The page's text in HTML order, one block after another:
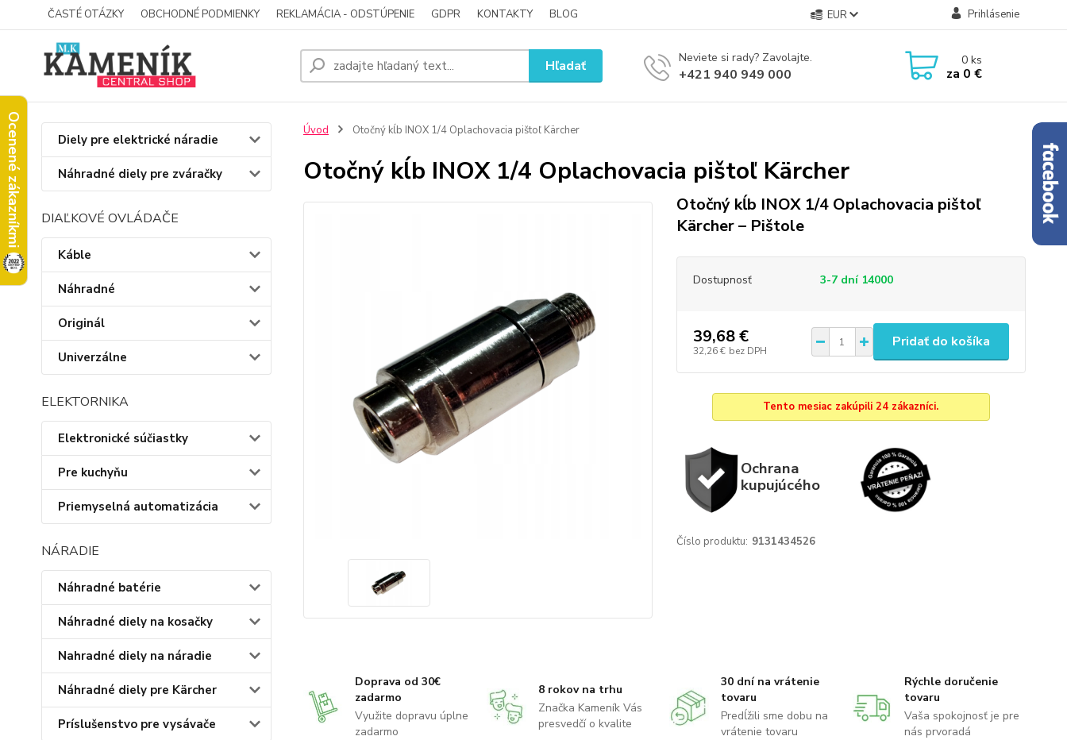
Ocenené zákazníkmi
ČASTÉ OTÁZKY OBCHODNÉ PODMIENKY REKLAMÁCIA - ODSTÚPENIE GDPR KONTAKTY BLOG EUR Prihlásenie
Hľadať Neviete si rady? Zavolajte.
+421 940 949 000
0ks
za 0 €
Diely pre elektrické náradie
Náhradné diely pre zváračky
DIAĽKOVÉ OVLÁDAČE
Káble
Náhradné
Originál
Univerzálne
ELEKTORNIKA
Elektronické súčiastky
Pre kuchyňu
Priemyselná automatizácia
NÁRADIE
Náhradné batérie
Náhradné diely na kosačky
Nahradné diely na náradie
Náhradné diely pre Kärcher
Príslušenstvo pre vysávače
Úvod Otočný kĺb INOX 1/4 Oplachovacia pištoľ Kärcher
Otočný kĺb INOX 1/4 Oplachovacia pištoľ Kärcher
Otočný kĺb INOX 1/4 Oplachovacia pištoľ
Kärcher – Pištole
Dostupnosť 3-7 dní 14000
39,68 €
32,26 € bez DPH
Pridať do košíka
Tento mesiac zakúpili 24 zákazníci.
Ochrana
kupujúcého
Číslo produktu: 9131434526
Doprava od 30€
zadarmo
Využite dopravu úplne
zadarmo
8 rokov na trhu
Značka Kameník Vás
presvedčí o kvalite
30 dní na vrátenie
tovaru
Predĺžili sme dobu na
vrátenie tovaru
Rýchle doručenie
tovaru
Vaša spokojnosť je pre
nás prvoradá